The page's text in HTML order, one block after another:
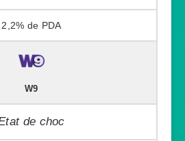
2,2%
W9
de choc